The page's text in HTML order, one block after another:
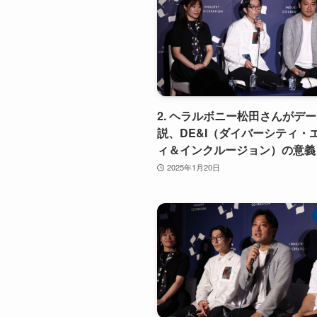
2. ヘラルボニー松田さんがデ
説、DE&I（ダイバーシティ・
ィ＆インクルージョン）の意義
2025年1月20日